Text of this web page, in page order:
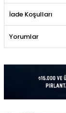
İade Koşulları
Yorumlar